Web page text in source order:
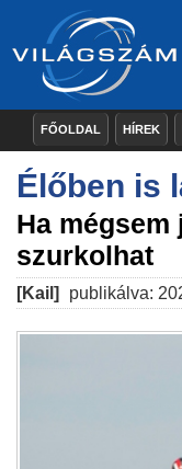
FŐOLDAL HÍREK
Élőben is
Ha
szurkolhat
[Kail] publikálva: